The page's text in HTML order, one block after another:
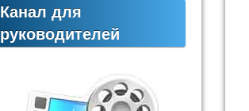
Канал для
руководителей